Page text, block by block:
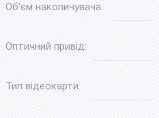
Об'єм накопичувача:
Оптичний привід:
Тип відеокарти: